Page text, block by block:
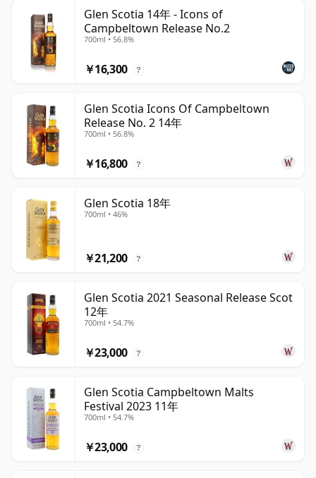
Glen Scotia 14年 - Icons of
Campbeltown Release No.2
700ml • 56.8%
￥16,300 ?
Glen Scotia Icons Of Campbeltown
Release No. 2 14年
700ml • 56.8%
￥16,800 ?
Glen Scotia 18年
700ml • 46%
￥21,200 ?
Glen Scotia 2021 Seasonal Release Scot
12年
700ml • 54.7%
￥23,000 ?
Glen Scotia Campbeltown Malts
Festival 2023 11年
700ml • 54.7%
￥23,000 ?